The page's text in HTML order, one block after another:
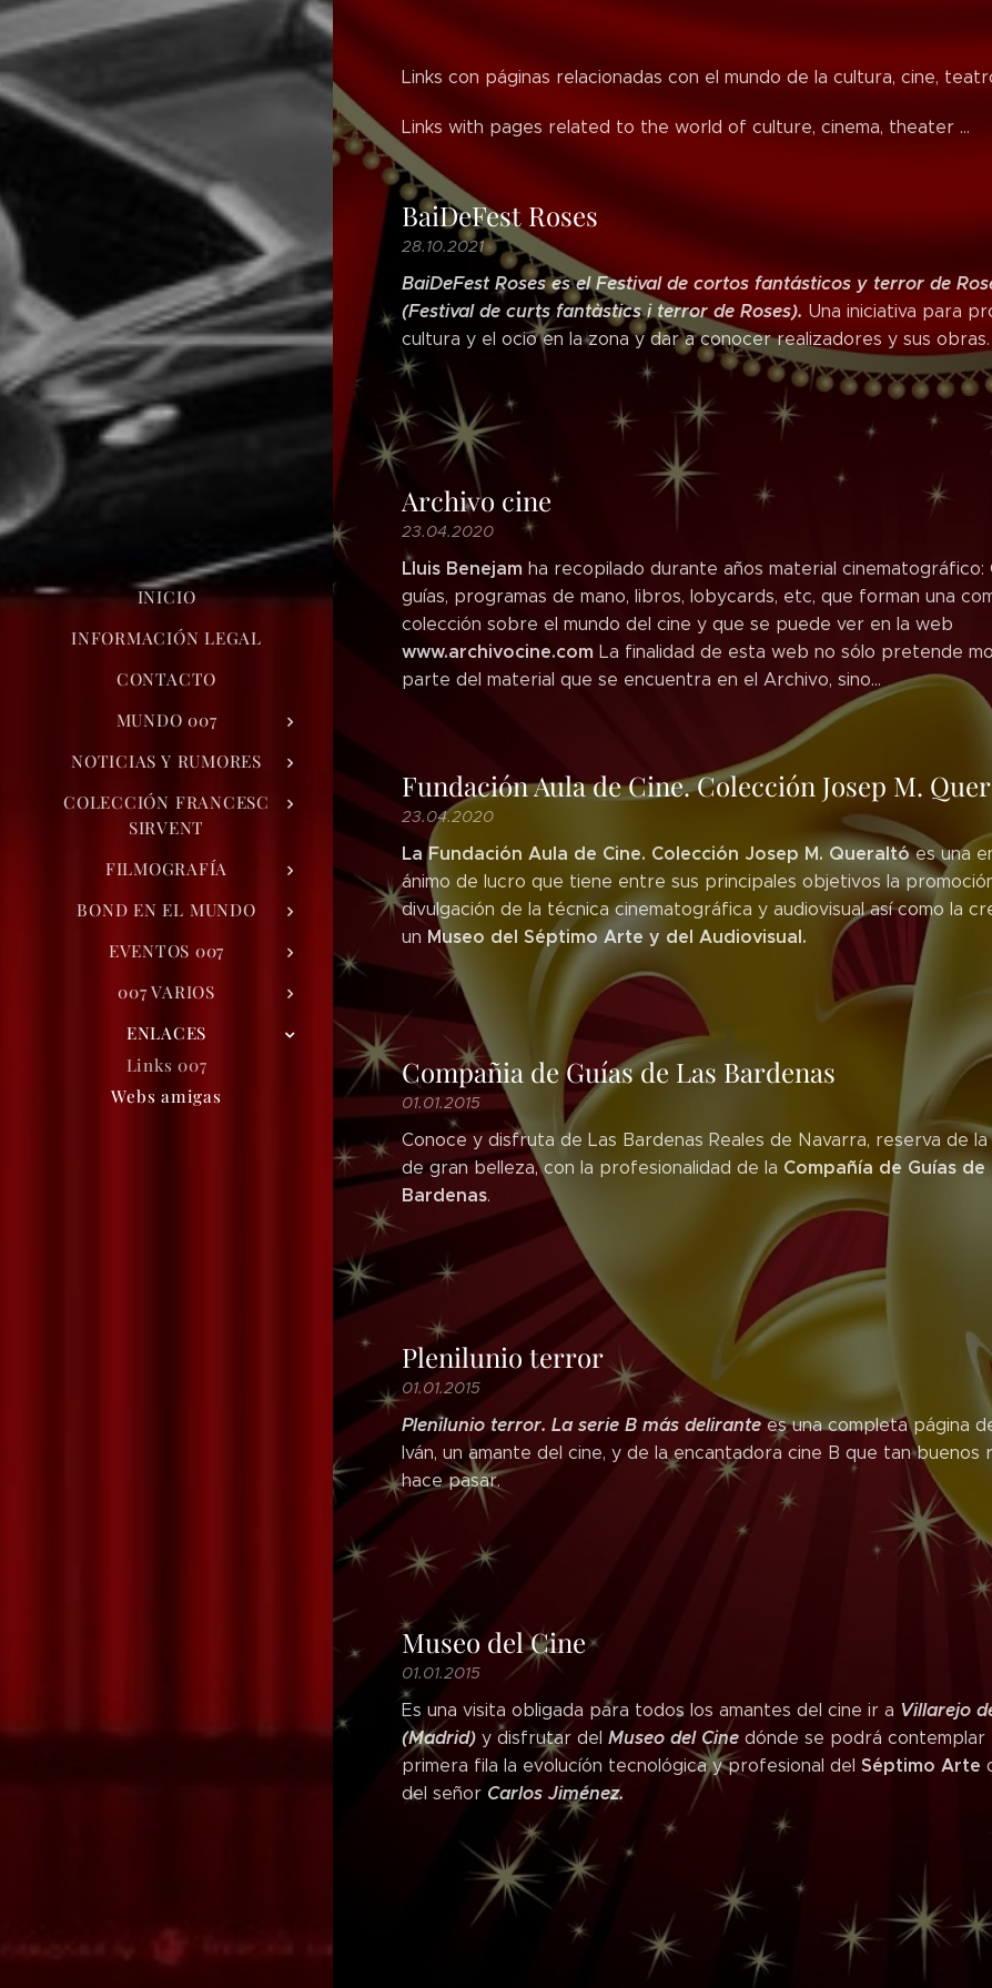
INICIO
INFORMACIÓN LEGAL
CONTACTO
MUNDO 007
NOTICIAS Y RUMORES
COLECCIÓN FRANCESC
SIRVENT
FILMOGRAFÍA
BOND EN EL MUNDO
EVENTOS 007
007 VARIOS
ENLACES
Links 007
Webs amigas
Links con páginas relacionadas con el mundo de la cultura, cine,
Links with pages related to the world of culture, cinema, theater ...
BaiDeFest Roses
28.10.2021
BaiDeFest Roses es el Festival de cortos fantásticos y terror de
(Festival de curts fantàstics i terror de Roses). Una iniciativa para
cultura y el ocio en la zona y dar a conocer realizadores y sus obras.
Archivo cine
23.04.2020
Lluis Benejam ha recopilado durante años material cinematográfico:
guías, programas de mano, libros, lobycards, etc, que forman una
colección sobre el mundo del cine y que se puede ver en la web
www.archivocine.com La finalidad de esta web no sólo pretende
parte del material que se encuentra en el Archivo, sino...
Fundación Aula de Cine. Colección Josep M.
23.04.2020
La Fundación Aula de Cine. Colección Josep M. Queraltóes una
ánimo de lucro que tiene entre sus principales objetivos la
divulgación de la técnica cinematográfica y audiovisual así como la
un Museo del Séptimo Arte y del Audiovisual.
Compañia de Guías de Las Bardenas
01.01.2015
Conoce y disfruta de Las Bardenas Reales de Navarra, reserva de
de gran belleza, con la profesionalidad de la Compañía de Guías de
Bardenas.
Plenilunio terror
01.01.2015
Plenilunio terror. La serie B más delirantees una completa página
Iván, un amante del cine, y de la encantadora cine B que tan buenos
hace pasar.
Museo del Cine
01.01.2015
Es una visita obligada para todos los amantes del cine ir a Villarejo
(Madrid) y disfrutar del Museo del Cine dónde se podrá contemplar
primera fila la evolucíón tecnológica y profesional del Séptimo Arte
del señor Carlos Jiménez.